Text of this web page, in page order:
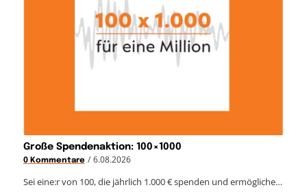
Große Spendenaktion: 100×1000
0 Kommentare / 6.08.2026
Sei eine:r von 100, die jährlich 1.000 € spenden und ermögliche…